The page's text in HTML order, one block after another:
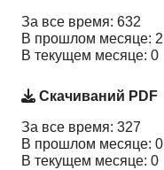
За все время: 632
В прошлом месяце: 2
В текущем месяце: 0
Скачиваний PDF
За все время: 327
В прошлом месяце: 0
В текущем месяце: 0